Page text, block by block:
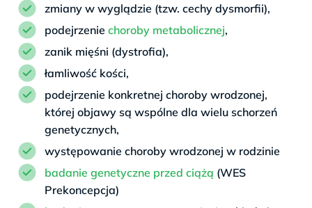
zmiany w wyglądzie (tzw. cechy dysmorfii),
podejrzenie choroby metabolicznej,
zanik mięśni (dystrofia),
łamliwość kości,
podejrzenie konkretnej choroby wrodzonej,
której objawy są wspólne dla wielu schorzeń
genetycznych,
występowanie choroby wrodzonej w rodzinie
badanie genetyczne przed ciążą (WES
Prekoncepcja)